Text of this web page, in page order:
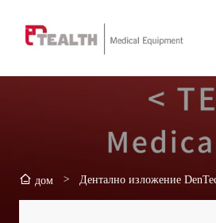
дом > Дентално изложение